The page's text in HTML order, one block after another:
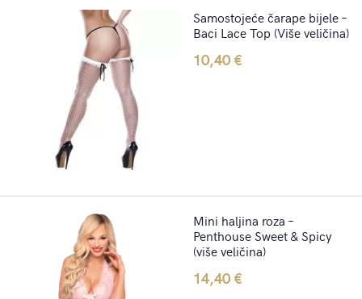
Samostojeće čarape bijele –
Baci Lace Top (Više veličina)
10,40€
Mini haljina roza –
Penthouse Sweet & Spicy
(više veličina)
14,40€